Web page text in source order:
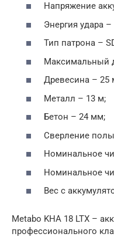
Напряжение
Энергия удара
Тип патрона –
Максимальный
Древесина – 25
Металл – 13 м;
Бетон – 24 мм;
Сверление
Номинальное
Номинальное
Вес с
Metabo KHA 18 LTX –
профессионального